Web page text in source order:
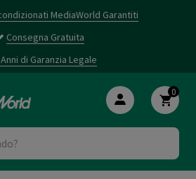
MediaWorld Garantiti
Consegna Gratuita
di Garanzia Legale
0